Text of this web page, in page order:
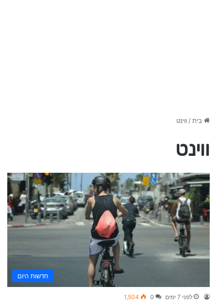
בית/ווינט
ווינט
חדשות היום
לפני 7 ימים 0
1,504